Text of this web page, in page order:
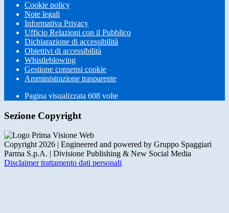
Cookie policy
Note legali
Informativa Privacy
Ufficio Relazioni con il Pubblico
Dichiarazione di accessibilità
Obiettivi di accessibilità
Whistleblowing
Gestione consensi cookie
Amministrazione trasparente
Pagina visualizzata 608 volte
Sezione Copyright
Copyright 2026 | Engineered and powered by Gruppo Spaggiari
Parma S.p.A. | Divisione Publishing & New Social Media
Disclaimer trattamento dati personali